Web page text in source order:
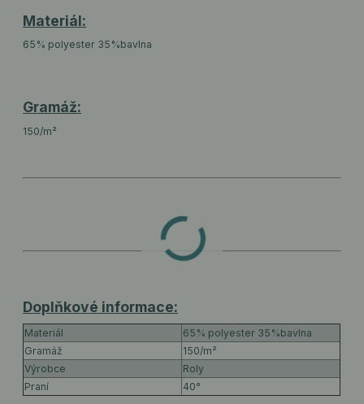
Materiál:
65% polyester 35%bavlna
Gramáž:
150/m²
Doplňkové informace:
Materiál
65% polyester 35%bavlna
Gramáž
150/m²
Výrobce
Roly
Praní
40°